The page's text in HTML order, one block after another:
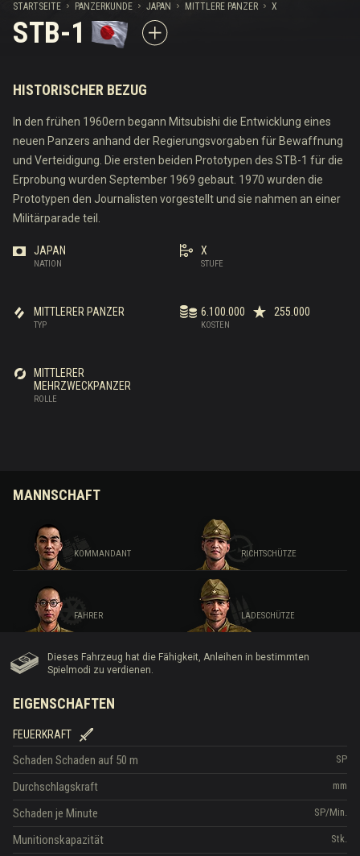
STARTSEITE PANZERKUNDE JAPAN MITTLERE PANZER X
STB-1
HISTORISCHER BEZUG
In den frühen 1960ern begann Mitsubishi die Entwicklung eines
neuen Panzers anhand der Regierungsvorgaben für Bewaffnung
und Verteidigung. Die ersten beiden Prototypen des STB-1 für die
Erprobung wurden September 1969 gebaut. 1970 wurden die
Prototypen den Journalisten vorgestellt und sie nahmen an einer
Militärparade teil.
NATION
JAPAN
STUFE
X
TYP
MITTLERER PANZER
KOSTEN
6.100.000 255.000
ROLLE
MITTLERER
MEHRZWECKPANZER
MANNSCHAFT
KOMMANDANT RICHTSCHÜTZE
FAHRER LADESCHÜTZE
Dieses Fahrzeug hat die Fähigkeit, Anleihen in bestimmten
Spielmodi zu verdienen.
EIGENSCHAFTEN
FEUERKRAFT
SP
Schaden Schaden auf 50 m
mm
Durchschlagskraft
SP/Min.
Schaden je Minute
Stk.
Munitionskapazität